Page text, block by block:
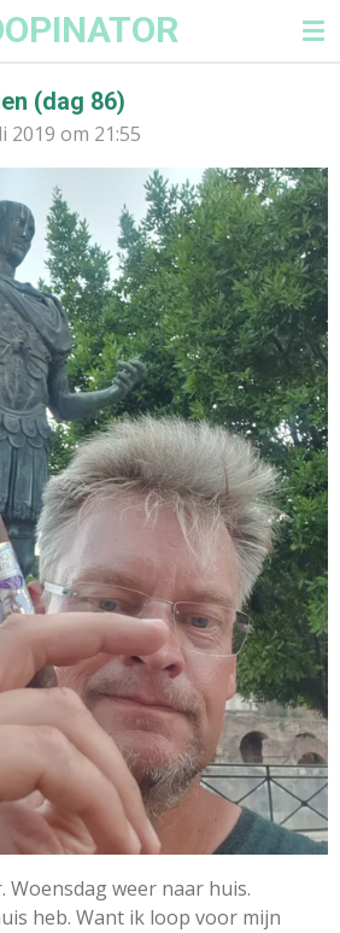
(dag 86)
2019 om 21:55
Woensdag weer naar huis.
heb. Want ik loop voor mijn